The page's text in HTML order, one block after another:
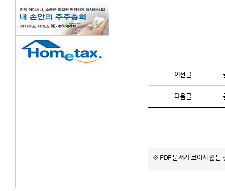
이전글
다음글
※ PDF 문서가 보이지 않는